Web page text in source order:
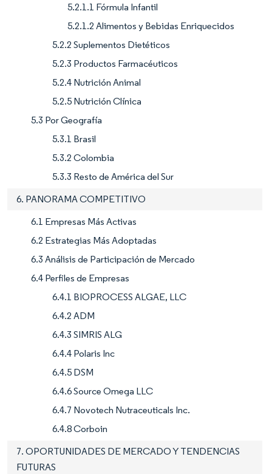
5.2.1.1 Fórmula Infantil
5.2.1.2 Alimentos y Bebidas Enriquecidos
5.2.2 Suplementos Dietéticos
5.2.3 Productos Farmacéuticos
5.2.4 Nutrición Animal
5.2.5 Nutrición Clínica
5.3 Por Geografía
5.3.1 Brasil
5.3.2 Colombia
5.3.3 Resto de América del Sur
6. PANORAMA COMPETITIVO
6.1 Empresas Más Activas
6.2 Estrategias Más Adoptadas
6.3 Análisis de Participación de Mercado
6.4 Perfiles de Empresas
6.4.1 BIOPROCESS ALGAE, LLC
6.4.2 ADM
6.4.3 SIMRIS ALG
6.4.4 Polaris Inc
6.4.5 DSM
6.4.6 Source Omega LLC
6.4.7 Novotech Nutraceuticals Inc.
6.4.8 Corboin
7. OPORTUNIDADES DE MERCADO Y TENDENCIAS
FUTURAS